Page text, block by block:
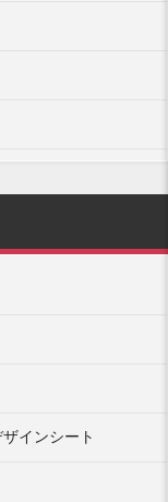
インシート